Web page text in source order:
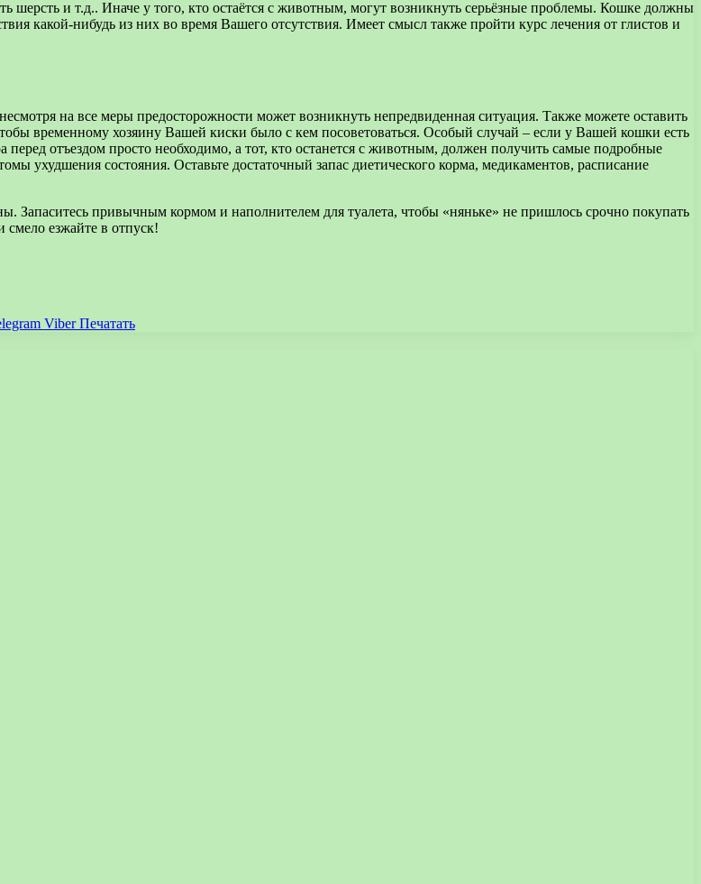
шерсть и т.д.. Иначе у того, кто остаётся с животным, могут возникнуть серьёзные проблемы. Кошке должны
какой-нибудь из них во время Вашего отсутствия. Имеет смысл также пройти курс лечения от глистов и
на все меры предосторожности может возникнуть непредвиденная ситуация. Также можете оставить
временному хозяину Вашей киски было с кем посоветоваться. Особый случай – если у Вашей кошки есть
отъездом просто необходимо, а тот, кто останется с животным, должен получить самые подробные
ухудшения состояния. Оставьте достаточный запас диетического корма, медикаментов, расписание
Запаситесь привычным кормом и наполнителем для туалета, чтобы «няньке» не пришлось срочно покупать
езжайте в отпуск!
Viber Печатать